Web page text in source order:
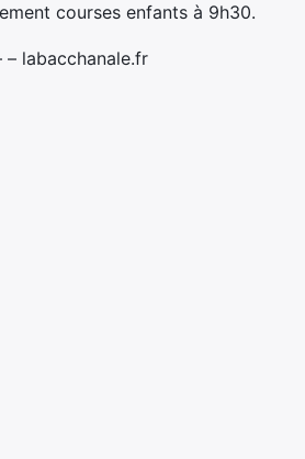
courses enfants à 9h30.
labacchanale.fr